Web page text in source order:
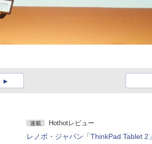
連載 Hothotレビュー
レノボ・ジャパン「ThinkPad Tablet 2」